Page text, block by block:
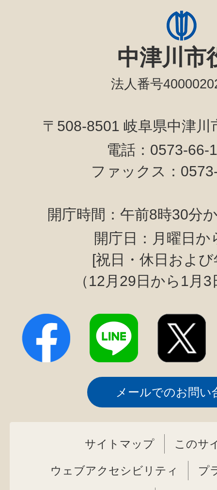
中津川市
法人番号
〒508-8501 岐阜県中津
電話：0573-
ファックス：
開庁時間：午前8時30分
開庁日：月曜日か
[祝日・休日およ
（12月29日から1月
メールでのお問い
サイトマップ このサ
ウェブアクセシビリティ プ